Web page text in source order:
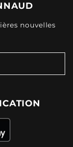
nouvelles